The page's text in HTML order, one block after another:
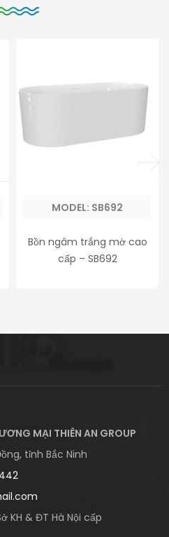
MODEL: SB692
Bồn ngâm trắng mờ cao
cấp – SB692
MẠI THIÊN AN GROUP
tỉnh Bắc Ninh
KH & ĐT Hà Nội cấp